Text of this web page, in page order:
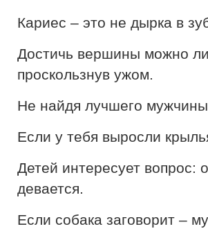
Кариес – это не дырка в
Достичь вершины можно
проскользнув ужом.
Не найдя лучшего
Если у тебя выросли
Детей интересует вопрос:
девается.
Если собака заговорит –